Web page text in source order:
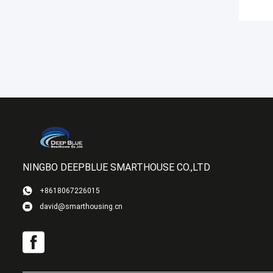
NINGBO DEEPBLUE SMARTHOUSE CO.,LTD
+8618067226015
david@smarthousing.cn